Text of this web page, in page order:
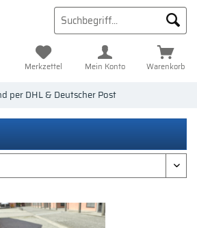
Warenkorb
Merkzettel Mein Konto
per DHL & Deutscher Post